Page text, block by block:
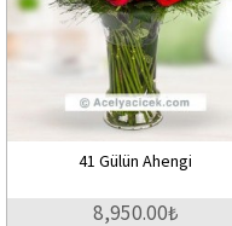
41 Gülün Ahengi
8,950.00₺